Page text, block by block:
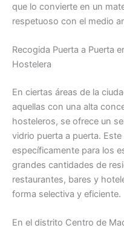
que lo convierte en un
respetuoso con el medio
Recogida Puerta a Puerta
Hostelera
En ciertas áreas de la
aquellas con una alta
hosteleros, se ofrece un
vidrio puerta a puerta.
específicamente para los
grandes cantidades de
restaurantes, bares y
forma selectiva y eficiente.
En el distrito Centro de